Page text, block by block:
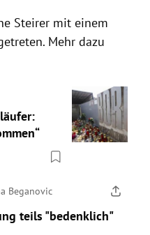
Steirer mit einem
Mehr dazu
Beganovic
teils "bedenklich"